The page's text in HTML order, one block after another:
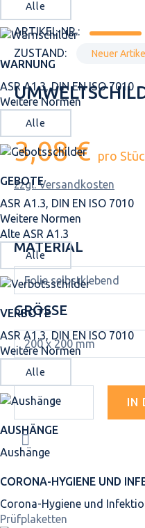
Alle
WARNUNG
ASR A1.3, DIN EN ISO 7010
Weitere Normen
Alle
GEBOTE
ASR A1.3, DIN EN ISO 7010
Weitere Normen
Alte ASR A1.3
Alle
VERBOTE
ASR A1.3, DIN EN ISO 7010
Weitere Normen
Alle
AUSHÄNGE
Aushänge
CORONA-HYGIENE UND
Corona-Hygiene und
Prüfplaketten
ARTIKEL-NR.:
ZUSTAND:
Neuer
3,08 € pro
zzgl. Versandkosten
MATERIAL
GRÖSSE
IN